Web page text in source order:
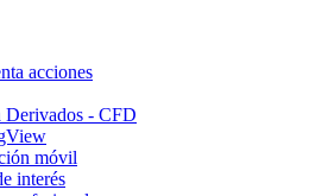
acciones
Derivados - CFD
móvil
interés